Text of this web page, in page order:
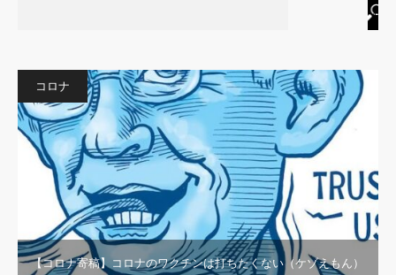
コロナ
【コロナ寄稿】コロナのワクチンは打ちたくない（ケゾえもん）